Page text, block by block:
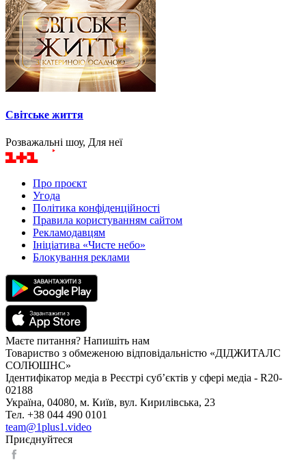
Світське життя
Розважальні шоу, Для неї
Про проєкт
Угода
Політика конфіденційності
Правила користуванням сайтом
Рекламодавцям
Ініціатива «Чисте небо»
Блокування реклами
Маєте питання? Напишіть нам
Товариство з обмеженою відповідальністю «ДІДЖИТАЛС
СОЛЮШНС»
Ідентифікатор медіа в Реєстрі суб’єктів у сфері медіа - R20-
02188
Україна, 04080, м. Київ, вул. Кирилівська, 23
Тел. +38 044 490 0101
team@1plus1.video
Приєднуйтеся